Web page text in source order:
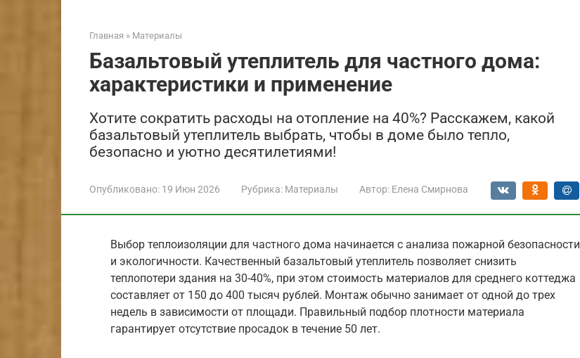
Главная » Материалы
Базальтовый утеплитель для частного дома:
характеристики и применение
Хотите сократить расходы на отопление на 40%? Расскажем, какой
базальтовый утеплитель выбрать, чтобы в доме было тепло,
безопасно и уютно десятилетиями!
Опубликовано: 19 Июн 2026 Рубрика: Материалы Автор: Елена Смирнова
Выбор теплоизоляции для частного дома начинается с анализа пожарной безопасности
и экологичности. Качественный базальтовый утеплитель позволяет снизить
теплопотери здания на 30-40%, при этом стоимость материалов для среднего коттеджа
составляет от 150 до 400 тысяч рублей. Монтаж обычно занимает от одной до трех
недель в зависимости от площади. Правильный подбор плотности материала
гарантирует отсутствие просадок в течение 50 лет.